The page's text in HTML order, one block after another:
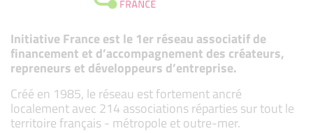
Initiative France est le 1er réseau associatif de
financement et d’accompagnement des créateurs,
repreneurs et développeurs d’entreprise.
Créé en 1985, le réseau est fortement ancré
localement avec 214 associations réparties sur tout le
territoire français - métropole et outre-mer.